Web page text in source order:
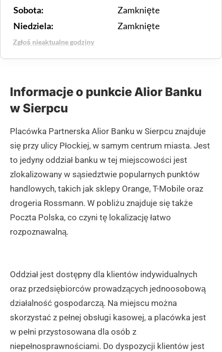
Sobota:
Zamknięte
Niedziela:
Zamknięte
Zgłoś nieaktualne godziny
Informacje o punkcie Alior Banku
w Sierpcu
Placówka Partnerska Alior Banku w Sierpcu znajduje
się przy ulicy Płockiej, w samym centrum miasta. Jest
to jedyny oddział banku w tej miejscowości jest
zlokalizowany w sąsiedztwie popularnych punktów
handlowych, takich jak sklepy Orange, T-Mobile oraz
drogeria Rossmann. W pobliżu znajduje się także
Poczta Polska, co czyni tę lokalizację łatwo
rozpoznawalną.
Oddział jest dostępny dla klientów indywidualnych
oraz przedsiębiorców prowadzących jednoosobową
działalność gospodarczą. Na miejscu można
skorzystać z pełnej obsługi kasowej, a placówka jest
w pełni przystosowana dla osób z
niepełnosprawnościami. Do dyspozycji klientów jest